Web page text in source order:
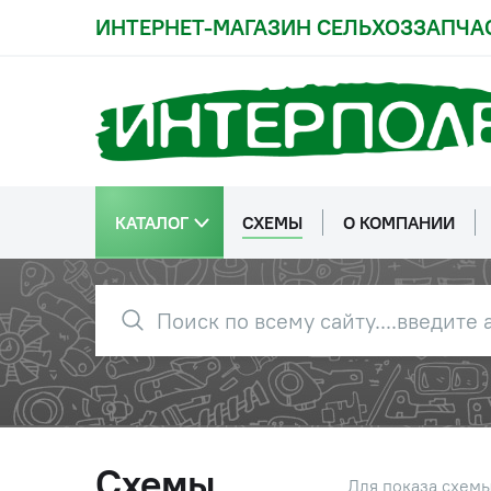
ИНТЕРНЕТ-МАГАЗИН
КАТАЛОГ СХЕМЫ О КОМПАНИИ
Для показа
45 202.1721205-41 Крышка